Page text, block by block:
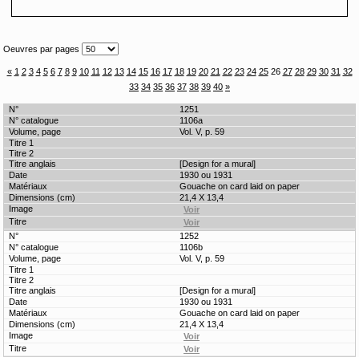
Oeuvres par pages
« 1 2 3 4 5 6 7 8 9 10 11 12 13 14 15 16 17 18 19 20 21 22 23 24 25 26 27 28 29 30 31 32
33 34 35 36 37 38 39 40 »
1251
1106a
Vol. V, p. 59
[Design for a mural]
1930 ou 1931
Gouache on card laid on paper
21,4 X 13,4
1252
1106b
Vol. V, p. 59
[Design for a mural]
1930 ou 1931
Gouache on card laid on paper
21,4 X 13,4